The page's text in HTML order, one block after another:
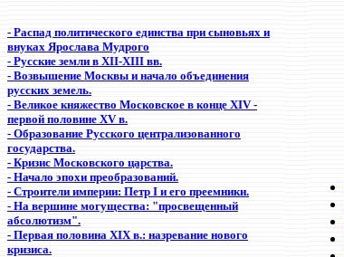
- Распад политического единства при сыновьях и
внуках Ярослава Мудрого
- Русские земли в XII-XIII вв.
- Возвышение Москвы и начало объединения
русских земель.
- Великое княжество Московское в конце XIV -
первой половине XV в.
- Образование Русского централизованного
государства.
- Кризис Московского царства.
- Начало эпохи преобразований.
- Строители империи: Петр I и его преемники.
- На вершине могущества: "просвещенный
абсолютизм".
- Первая половина XIX в.: назревание нового
кризиса.